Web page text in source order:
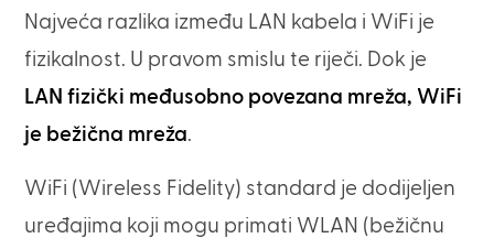
Najveća razlika između LAN kabela i WiFi je
fizikalnost. U pravom smislu te riječi. Dok je
LAN fizički međusobno povezana mreža, WiFi
je bežična mreža.
WiFi (Wireless Fidelity) standard je dodijeljen
uređajima koji mogu primati WLAN (bežičnu